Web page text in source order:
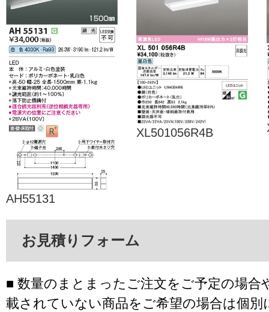
AH55131
XL501056R4B
お見積りフォーム
■ 数量のまとまったご注文をご予定の場合
載されていない商品をご希望の場合は個別